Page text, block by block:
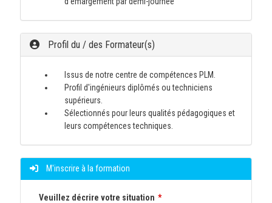
Profil du / des Formateur(s)
Issus de notre centre de compétences PLM.
Profil d'ingénieurs diplômés ou techniciens
supérieurs.
Sélectionnés pour leurs qualités pédagogiques et
leurs compétences techniques.
M'inscrire à la formation
Veuillez décrire votre situation